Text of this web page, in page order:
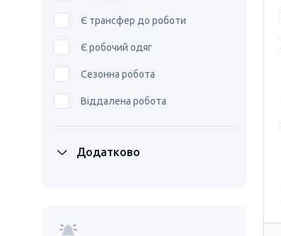
Є трансфер до роботи
Є робочий одяг
Сезонна робота
Віддалена робота
Додатково